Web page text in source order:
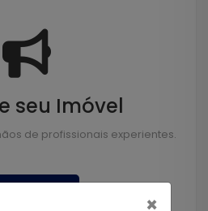
×
seu Imóvel
de profissionais experientes.